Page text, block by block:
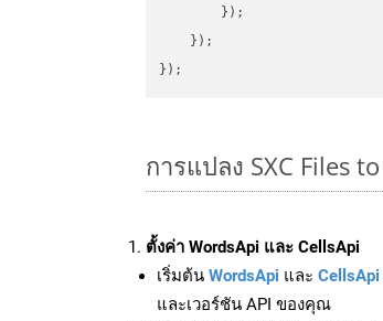
        });
    });
การแปลง SXC Files
ตั้งค่า WordsApi และ CellsApi
เริ่มต้น WordsApi และ CellsApi
และเวอร์ชัน API ของคุณ